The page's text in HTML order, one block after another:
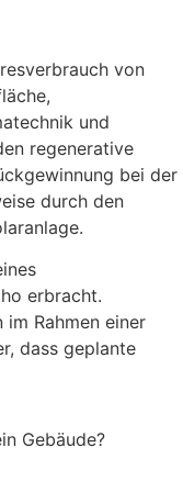
von
und
regenerative
bei der
durch den
erbracht.
Rahmen einer
dass geplante
Gebäude?